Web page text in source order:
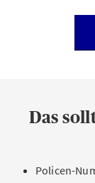
Das
Policen-